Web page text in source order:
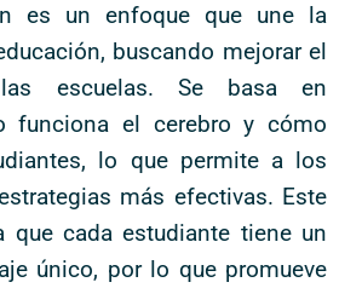
es un enfoque que une la
buscando mejorar el
escuelas. Se basa en
funciona el cerebro y cómo
lo que permite a los
más efectivas. Este
que cada estudiante tiene un
único, por lo que promueve